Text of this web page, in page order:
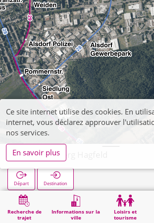
Recherche de
trajet
Informations sur la
ville
Loisirs et
tourisme
Schaufenberg Hagfeld
Départ Destination
Démarrage Schaufenberg Hagfeld
Ce site internet utilise des cookies. En
internet, vous déclarez approuver
nos services.
En savoir plus